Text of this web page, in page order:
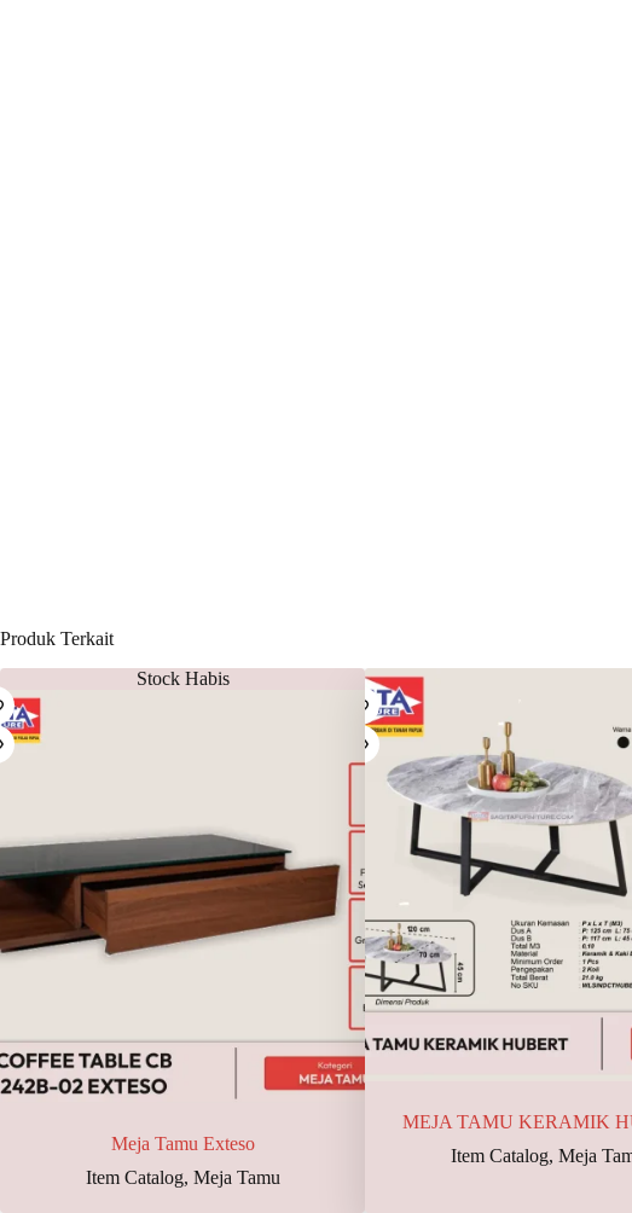
Produk Terkait
Stock Habis
Meja Tamu Exteso
Item Catalog, Meja Tamu
MEJA TAMU KERAMIK
Item Catalog,Meja